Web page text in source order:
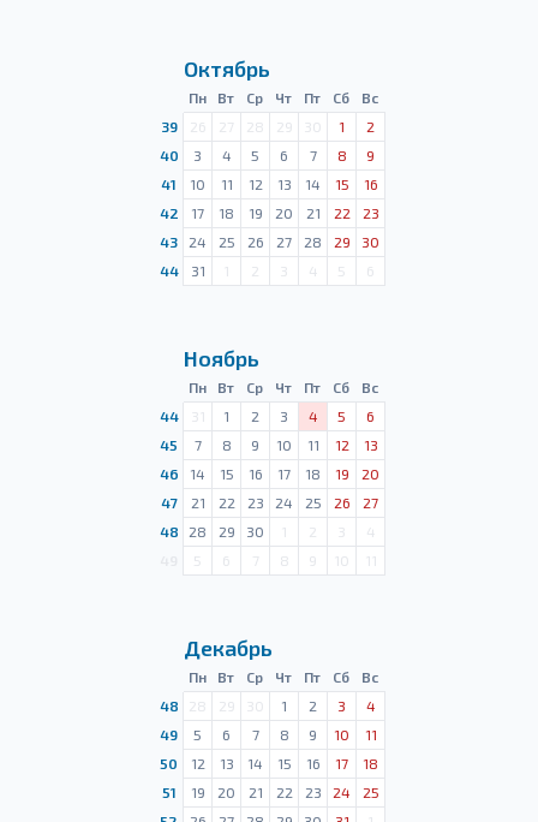
Октябрь
Пн Вт Ср Чт Пт Сб
Вс
39
26 27 28 29 30 1
2
40
3 4 5 6 7 8
9
41
10 11 12 13 14 15
16
42
17 18 19 20 21 22
23
43
24 25 26 27 28 29
30
44
31 1 2 3 4 5 6
Ноябрь
Пн Вт Ср Чт Пт Сб
Вс
44
31 1 2 3 4 5
6
45
7 8 9 10 11 12
13
46
14 15 16 17 18 19
20
47
21 22 23 24 25 26
27
48
28 29 30 1 2 3
4
5 6 7 8 9 10 11
Декабрь
Пн Вт Ср Чт Пт Сб
Вс
48
28 29 30 1 2 3
4
49
5 6 7 8 9 10
11
50
12 13 14 15 16 17
18
51
19 20 21 22 23 24
25